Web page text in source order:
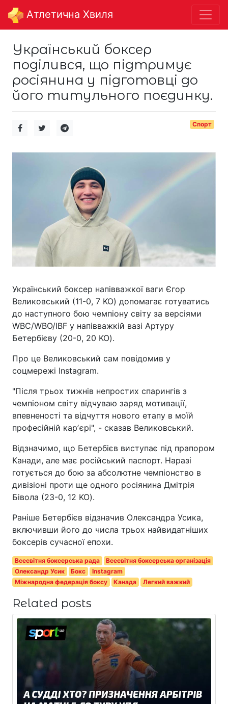
Aтлетична Хвиля
Український боксер
поділився, що підтримує
росіянина у підготовці до
його титульного поєдинку.
Спорт
Український боксер напівважкої ваги Єгор
Великовський (11-0, 7 KO) допомагає готуватись
до наступного бою чемпіону світу за версіями
WBC/WBO/IBF у напівважкій вазі Артуру
Бетербієву (20-0, 20 KO).
Про це Великовський сам повідомив у
соцмережі Instagram.
"Після трьох тижнів непростих спарингів з
чемпіоном світу відчуваю заряд мотивації,
впевненості та відчуття нового етапу в моїй
професійній карʼєрі", - сказав Великовський.
Відзначимо, що Бетербієв виступає під прапором
Канади, але має російський паспорт. Наразі
готується до бою за абсолютне чемпіонство в
дивізіоні проти ще одного росіянина Дмітрія
Бівола (23-0, 12 KO).
Раніше Бетербієв відзначив Олександра Усика,
включивши його до числа трьох найвидатніших
боксерів сучасної епохи.
Всесвітня боксерська рада
Всесвітня боксерська організація
Олександр Усик
Бокс
Instagram
Міжнародна федерація боксу
Канада Легкий важкий
Related posts